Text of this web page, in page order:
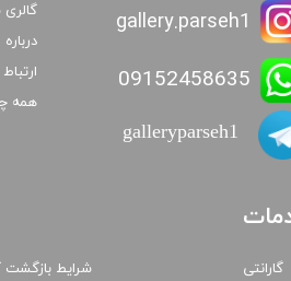
09152458635
gallery.parseh1
گارانتی
درباره
ارتباط
همه
galleryparseh1
شرایط بازگشت